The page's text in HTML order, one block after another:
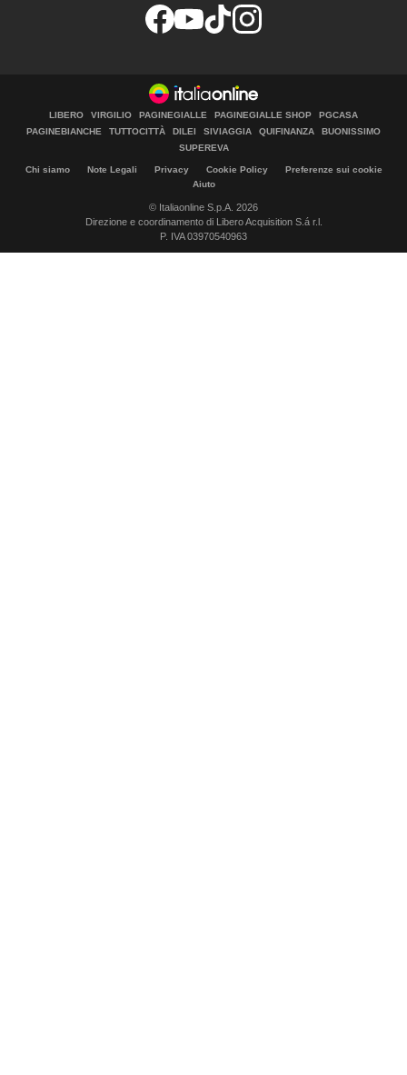
LIBERO VIRGILIO PAGINEGIALLE PAGINEGIALLE SHOP
PGCASA
PAGINEBIANCHE
TUTTOCITTÀ DILEI SIVIAGGIA QUIFINANZA
BUONISSIMO
SUPEREVA
Chi siamo Note Legali Privacy Cookie Policy
Preferenze sui cookie
Aiuto
© Italiaonline S.p.A. 2026
Direzione e coordinamento di Libero Acquisition S.á r.l.
P. IVA 03970540963